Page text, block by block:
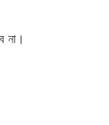
না।